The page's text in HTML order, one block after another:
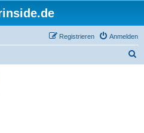
Anmelden
Registrieren